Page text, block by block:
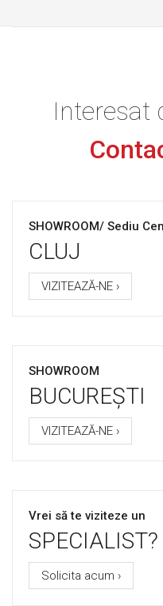
Interesat
SHOWROOM/ Sediu
CLUJ
VIZITEAZĂ-NE ›
SHOWROOM
BUCUREȘTI
VIZITEAZĂ-NE ›
Vrei să te viziteze un
SPECIALIST?
Solicita acum ›